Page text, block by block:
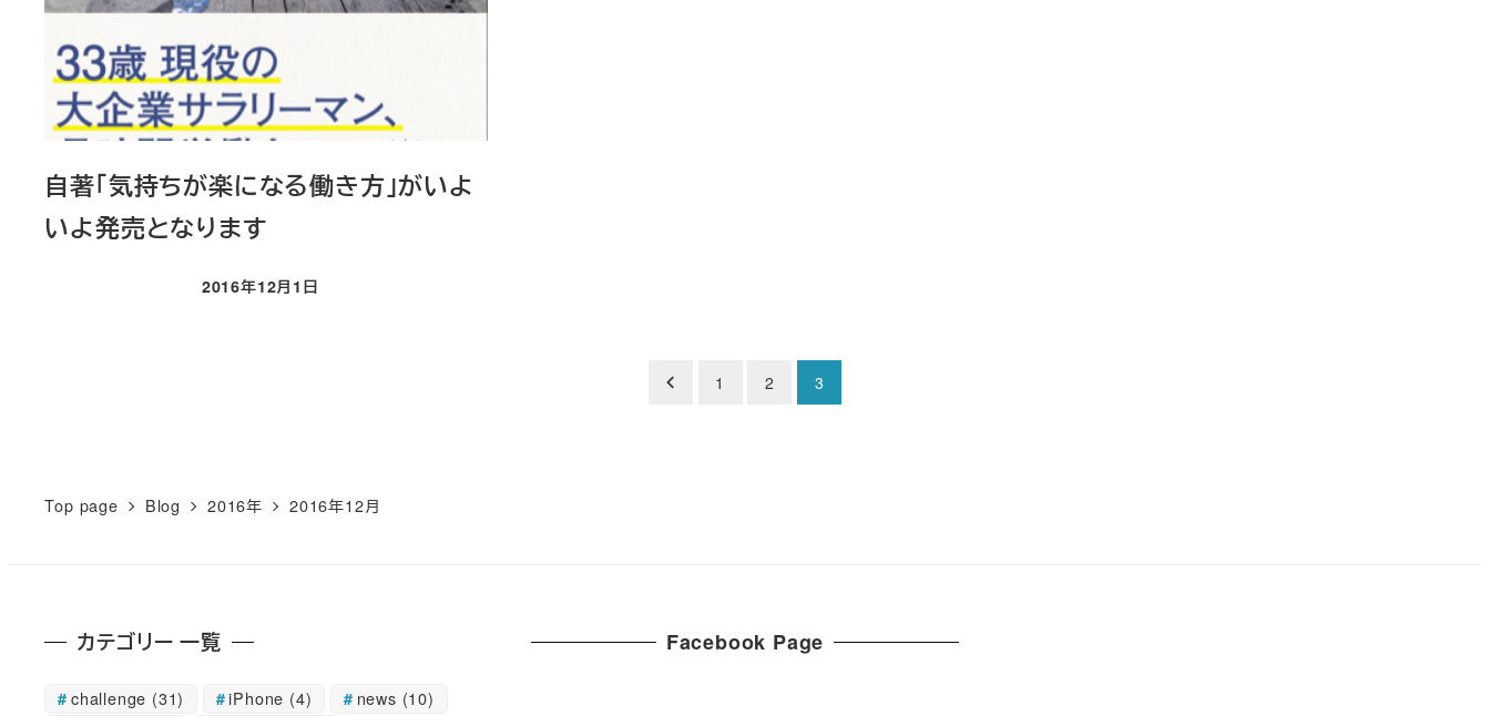
自著「気持ちが楽になる働き方」がいよ
いよ発売となります
投稿日
2016年12月1日
の
ジ
送
1 2 3
Top page Blog 2016年 2016年12月
カテゴリー 一覧
challenge (31) iPhone (4) news (10)
Facebook Page